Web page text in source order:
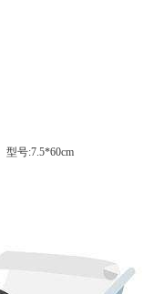
型号:7.5*60cm